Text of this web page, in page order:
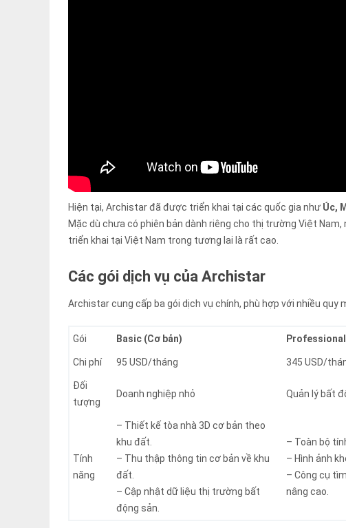
Hiện tại, Archistar đã được triển khai tại các quốc gia như Úc,
Mặc dù chưa có phiên bản dành riêng cho thị trường Việt
triển khai tại Việt Nam trong tương lai là rất cao.
Các gói dịch vụ của Archistar
Archistar cung cấp ba gói dịch vụ chính, phù hợp với nhiều quy
Gói Basic (Cơ bản) Professional
Chi phí 95 USD/tháng 345 USD/
Đối
tượng
Doanh nghiệp nhỏ Quản lý bất
Tính
năng
– Thiết kế tòa nhà 3D cơ bản theo
khu đất.
– Thu thập thông tin cơ bản về khu
đất.
– Cập nhật dữ liệu thị trường bất
động sản.
– Toàn bộ
– Hình ảnh
– Công cụ
nâng cao.